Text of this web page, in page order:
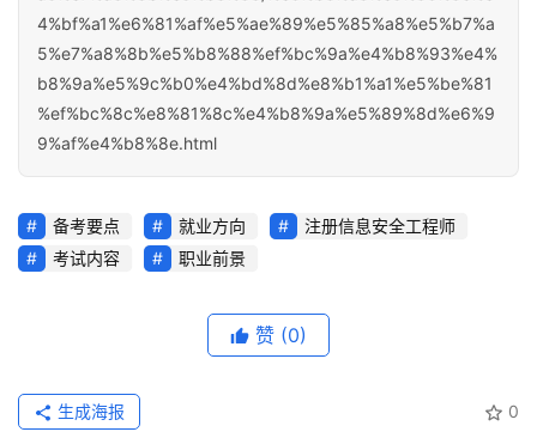
4%bf%a1%e6%81%af%e5%ae%89%e5%85%a8%e5%b7%a
5%e7%a8%8b%e5%b8%88%ef%bc%9a%e4%b8%93%e4%
b8%9a%e5%9c%b0%e4%bd%8d%e8%b1%a1%e5%be%81
%ef%bc%8c%e8%81%8c%e4%b8%9a%e5%89%8d%e6%9
9%af%e4%b8%8e.html
备考要点 就业方向
注册信息安全工程师
考试内容
职业前景
赞 (0)
0
生成海报